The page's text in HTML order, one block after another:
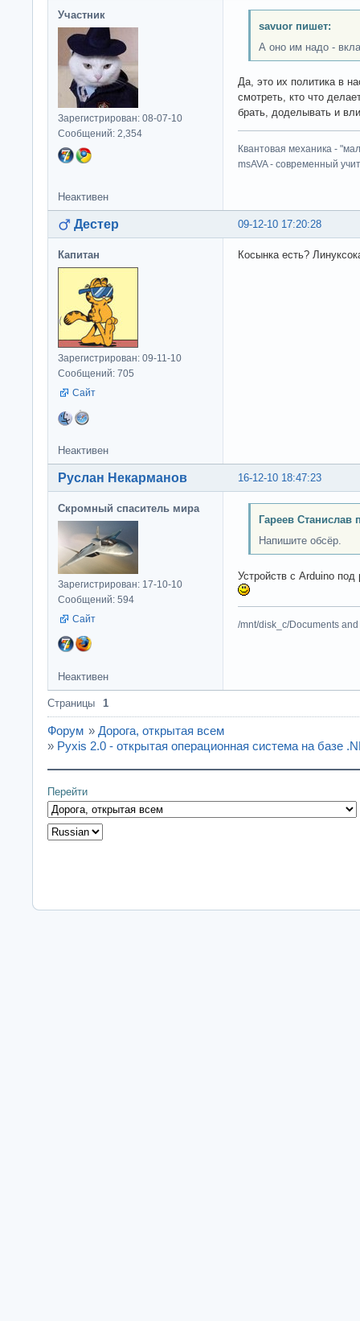
Участник
Зарегистрирован: 08-07-10
Сообщений: 2,354
savuor пишет:
А оно им надо -
Да, это их политика в
смотреть, кто что
брать, доделывать и
Квантовая механика -
msAVA - современный
Неактивен
09-12-10 17:20:28
Дестер
Капитан
Зарегистрирован: 09-11-10
Сообщений: 705
Сайт
Косынка есть?
Неактивен
16-12-10 18:47:23
Руслан Некарманов
Скромный спаситель мира
Зарегистрирован: 17-10-10
Сообщений: 594
Сайт
Гареев Станислав
Напишите обсёр.
Устройств с Arduino
/mnt/disk_c/Documents
Неактивен
Страницы 1
Форум » Дорога, открытая всем
» Pyxis 2.0 - открытая операционная система на базе
Перейти